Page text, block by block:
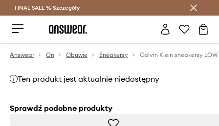
Oszczędzaj z Answear Club >
FINAL SALE % Szczegóły
Answear On Obuwie Sneakersy
Ten produkt jest aktualnie niedostępny
Sprawdź podobne produkty